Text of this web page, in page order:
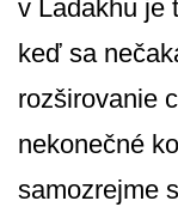
v Ladakhu je
keď sa
rozširovanie
nekonečné
samozrejme